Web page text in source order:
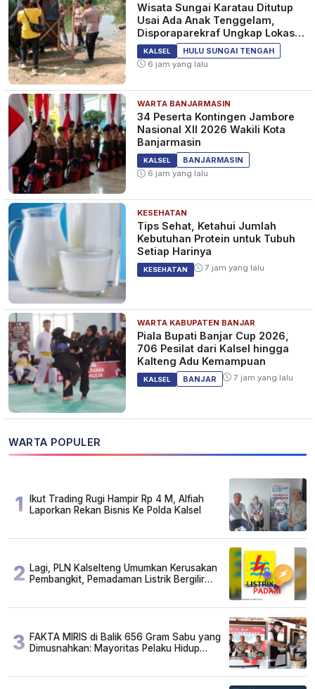
Wisata Sungai Karatau Ditutup
Usai Ada Anak Tenggelam,
Disporaparekraf Ungkap Lokasi
Belum Berizin
KALSEL
HULU SUNGAI TENGAH
6 jam yang lalu
WARTA BANJARMASIN
34 Peserta Kontingen Jambore
Nasional XII 2026 Wakili Kota
Banjarmasin
KALSEL
BANJARMASIN
6 jam yang lalu
KESEHATAN
Tips Sehat, Ketahui Jumlah
Kebutuhan Protein untuk Tubuh
Setiap Harinya
KESEHATAN 7 jam yang lalu
WARTA KABUPATEN BANJAR
Piala Bupati Banjar Cup 2026,
706 Pesilat dari Kalsel hingga
Kalteng Adu Kemampuan
KALSEL BANJAR 7 jam yang lalu
WARTA POPULER
1
Ikut Trading Rugi Hampir Rp 4 M, Alfiah
Laporkan Rekan Bisnis Ke Polda Kalsel
2 Lagi, PLN Kalselteng Umumkan Kerusakan
Pembangkit, Pemadaman Listrik Bergilir
3 FAKTA MIRIS di Balik 656 Gram Sabu yang
Dimusnahkan: Mayoritas Pelaku Hidup